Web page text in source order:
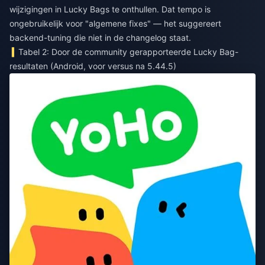
wijzigingen in Lucky Bags te onthullen. Dat tempo is
ongebruikelijk voor "algemene fixes" — het suggereert
backend-tuning die niet in de changelog staat.
Tabel 2: Door de community gerapporteerde Lucky Bag-
resultaten (Android, voor versus na 5.44.5)